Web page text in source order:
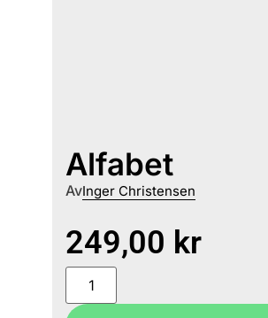
Alfabet
AvInger Christensen
249,00 kr